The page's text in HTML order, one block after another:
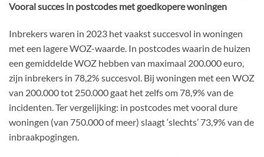
Vooral succes in postcodes met goedkopere woningen
Inbrekers waren in 2023 het vaakst succesvol in woningen
met een lagere WOZ-waarde. In postcodes waarin de huizen
een gemiddelde WOZ hebben van maximaal 200.000 euro,
zijn inbrekers in 78,2% succesvol. Bij woningen met een WOZ
van 200.000 tot 250.000 gaat het zelfs om 78,9% van de
incidenten. Ter vergelijking: in postcodes met vooral dure
woningen (van 750.000 of meer) slaagt ‘slechts’ 73,9% van de
inbraakpogingen.